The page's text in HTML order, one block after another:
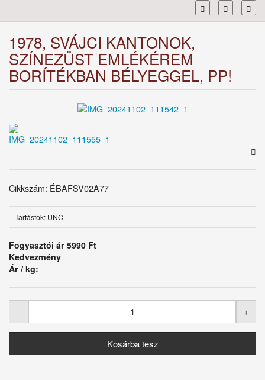
1978, SVÁJCI KANTONOK,
SZÍNEZÜST EMLÉKÉREM
BORÍTÉKBAN BÉLYEGGEL, PP!
Cikkszám: ÉBAFSV02A77
Tartásfok: UNC
Fogyasztói ár 5990 Ft
Kedvezmény
Ár / kg: